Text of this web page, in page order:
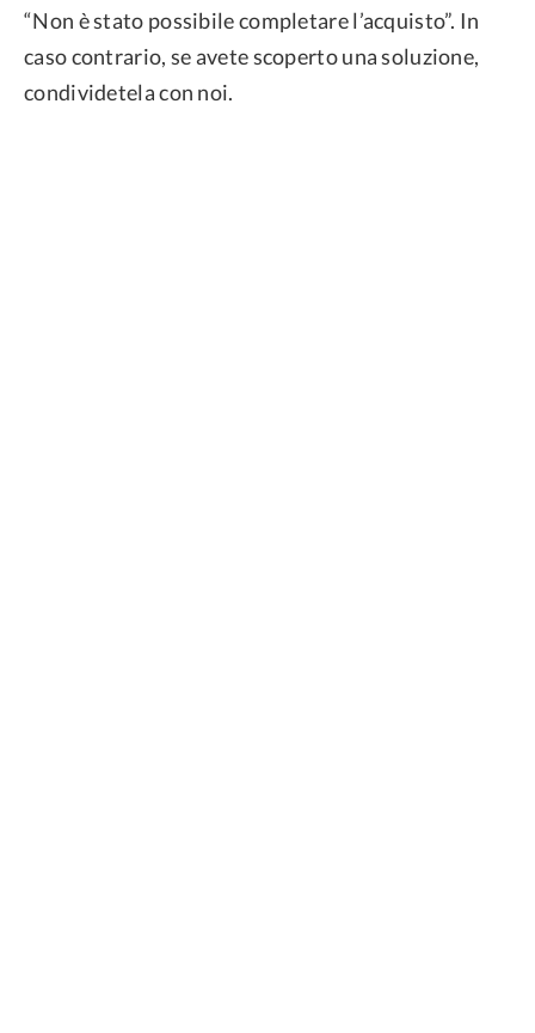
“Non è stato possibile completare l’acquisto”. In
caso contrario, se avete scoperto una soluzione,
condividetela con noi.